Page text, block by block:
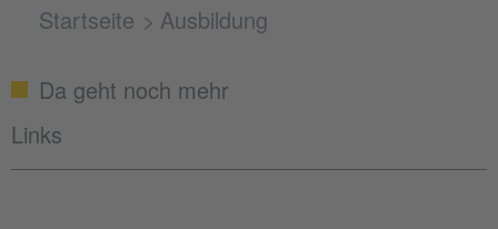
Startseite Ausbildung
Da geht noch mehr
Links